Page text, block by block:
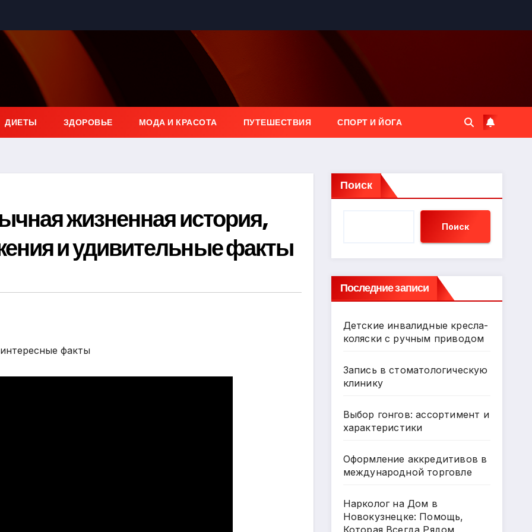
ДИЕТЫ ЗДОРОВЬЕ МОДА И КРАСОТА ПУТЕШЕСТВИЯ СПОРТ И ЙОГА
жизненная история,
и удивительные факты
Поиск
Поиск
Последние записи
Детские инвалидные кресла-
коляски с ручным приводом
Запись в стоматологическую
клинику
Выбор гонгов: ассортимент и
характеристики
Оформление аккредитивов в
международной торговле
Нарколог на Дом в
Новокузнецке: Помощь,
Которая Всегда Рядом